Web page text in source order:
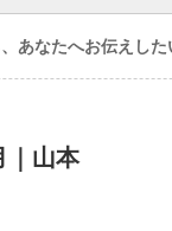
あなたへお伝えした
｜山本